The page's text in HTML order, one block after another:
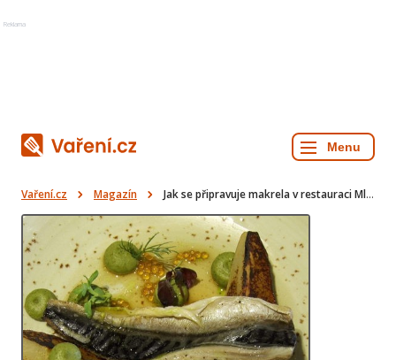
Reklama
Vaření.cz Magazín Jak se připravuje makrela v restauraci Mlýnec s výhledem na Karlův most?